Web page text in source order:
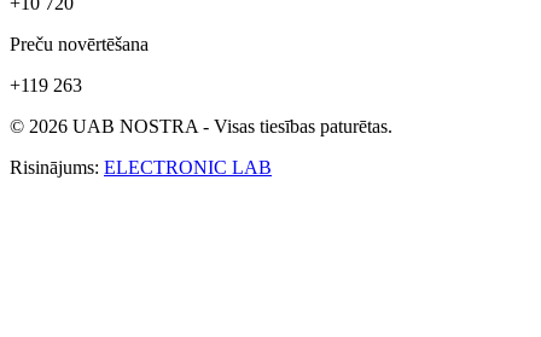
Preču novērtēšana
+119 263
© 2026 UAB NOSTRA - Visas tiesības paturētas.
Risinājums: ELECTRONIC LAB